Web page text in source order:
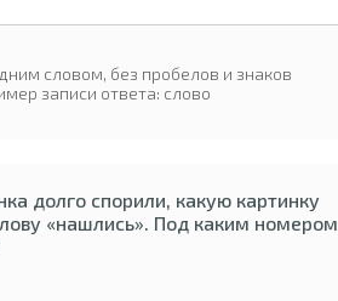
словом, без пробелов и знаков
записи ответа: слово
долго спорили, какую картинку
«нашлись». Под каким номером